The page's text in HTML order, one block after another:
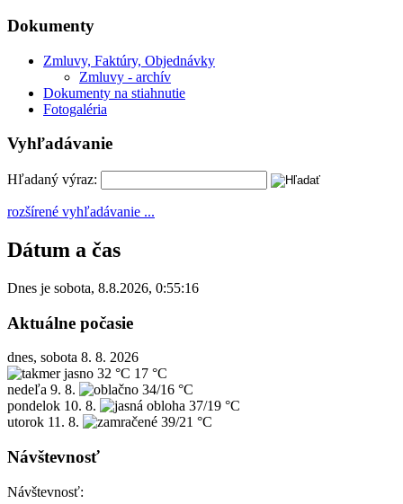
Dokumenty
Zmluvy, Faktúry, Objednávky
Zmluvy - archív
Dokumenty na stiahnutie
Fotogaléria
Vyhľadávanie
Hľadaný výraz:
rozšírené vyhľadávanie ...
Dátum a čas
Dnes je sobota, 8.8.2026, 0:55:16
Aktuálne počasie
dnes, sobota 8. 8. 2026
32 °C 17 °C
nedeľa 9. 8.
34/16 °C
pondelok 10. 8.
37/19 °C
utorok 11. 8. 39/21 °C
Návštevnosť
Návštevnosť: